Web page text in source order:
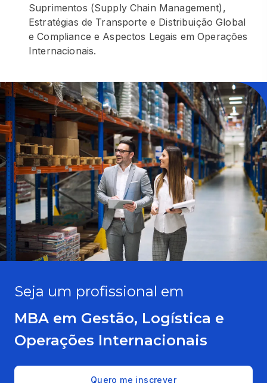
Suprimentos (Supply Chain Management),
Estratégias de Transporte e Distribuição Global
e Compliance e Aspectos Legais em Operações
Internacionais.
Seja um profissional em
MBA em Gestão, Logística e
Operações Internacionais
Quero me inscrever